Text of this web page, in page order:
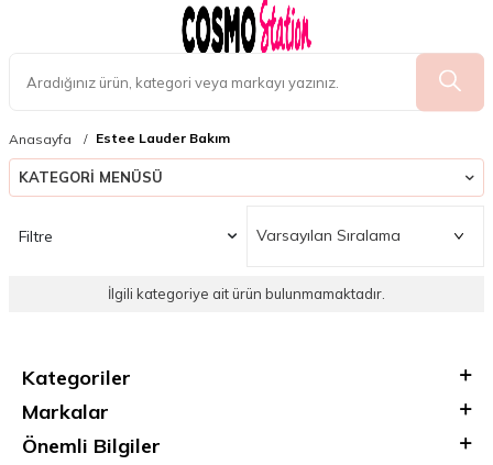
Anasayfa Estee Lauder Bakım
KATEGORI MENÜSÜ
Filtre
İlgili kategoriye ait ürün bulunmamaktadır.
Kategoriler
Markalar
Önemli Bilgiler